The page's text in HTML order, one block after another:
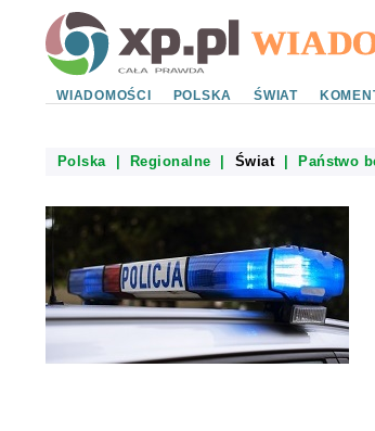
WIADOMOŚCI POLSKA ŚWIAT
Polska| Regionalne Świat| Państwo